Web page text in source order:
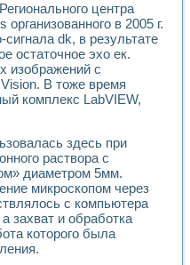
обеспечение учебных
практикум для изучения
10 средствами LabVIEW
комплекс для исследования
лабораторный
реставрации одномерных
NATIONAL INSTRUMENTS в
принципа действия
поддержки принимаемых решений в
«Моделирование систем» и
исследования электрических
по информационно-
частотных характеристик на
по основам теории Коммутации
центра
в 2005 г.
dk, в результате
остаточное эхо ек.
изображений с
В тоже время
комплекс LabVIEW,
здесь при
раствора с
диаметром 5мм.
микроскопом через
с компьютера
захват и обработка
которого была